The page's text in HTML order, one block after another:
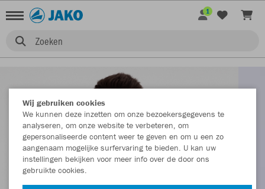
Zoeken
1
Wij gebruiken cookies
We kunnen deze inzetten om onze bezoekersgegevens te
analyseren, om onze website te verbeteren, om
gepersonaliseerde content weer te geven en om u een zo
aangenaam mogelijke surfervaring te bieden. U kan uw
instellingen bekijken voor meer info over de door ons
gebruikte cookies.